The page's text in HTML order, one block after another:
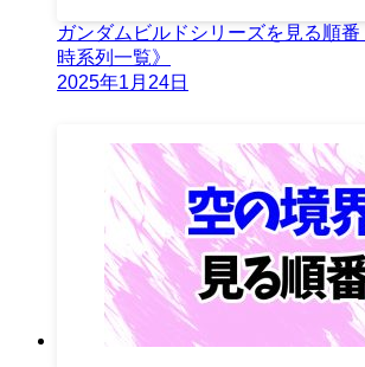
ガンダムビルドシリーズを見る順
時系列一覧》
2025年1月24日